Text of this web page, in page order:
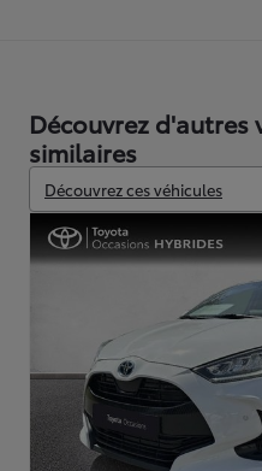
Découvrez d'autres
similaires
Découvrez ces véhicules